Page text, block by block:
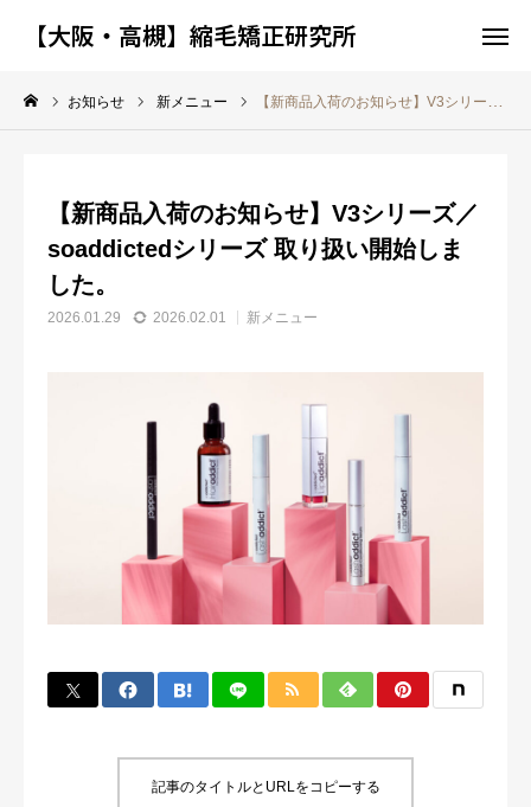
【大阪・高槻】縮毛矯正研究所
お知らせ 新メニュー 【新商品入荷のお知らせ】V3シリーズ／soaddictedシリーズ 取り扱い開始しました。
【新商品入荷のお知らせ】V3シリーズ／
soaddictedシリーズ 取り扱い開始しま
した。
2026.01.29 2026.02.01 新メニュー
記事のタイトルとURLをコピーする
【大阪・高槻】縮毛矯正研究所
LINE相談 アクセス
ホーム
ご来店前の質問